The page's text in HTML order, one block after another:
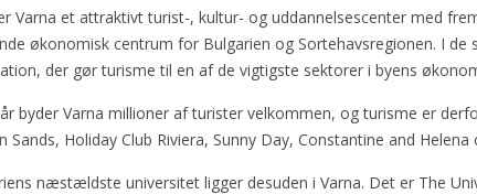
Varna et attraktivt turist-, kultur- og uddannelsescenter med
økonomisk centrum for Bulgarien og Sortehavsregionen. I
der gør turisme til en af de vigtigste sektorer i byens
byder Varna millioner af turister velkommen, og turisme er
Sands, Holiday Club Riviera, Sunny Day, Constantine and
næstældste universitet ligger desuden i Varna. Det er The